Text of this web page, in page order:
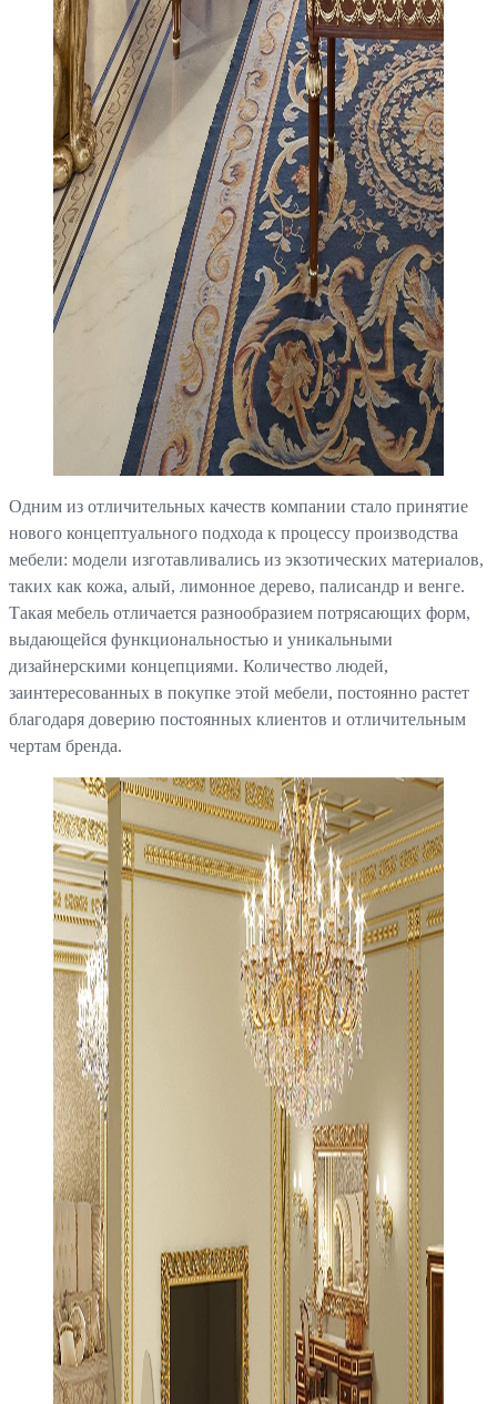
Одним из отличительных качеств компании стало принятие
нового концептуального подхода к процессу производства
мебели: модели изготавливались из экзотических материалов,
таких как кожа, алый, лимонное дерево, палисандр и венге.
Такая мебель отличается разнообразием потрясающих форм,
выдающейся функциональностью и уникальными
дизайнерскими концепциями. Количество людей,
заинтересованных в покупке этой мебели, постоянно растет
благодаря доверию постоянных клиентов и отличительным
чертам бренда.